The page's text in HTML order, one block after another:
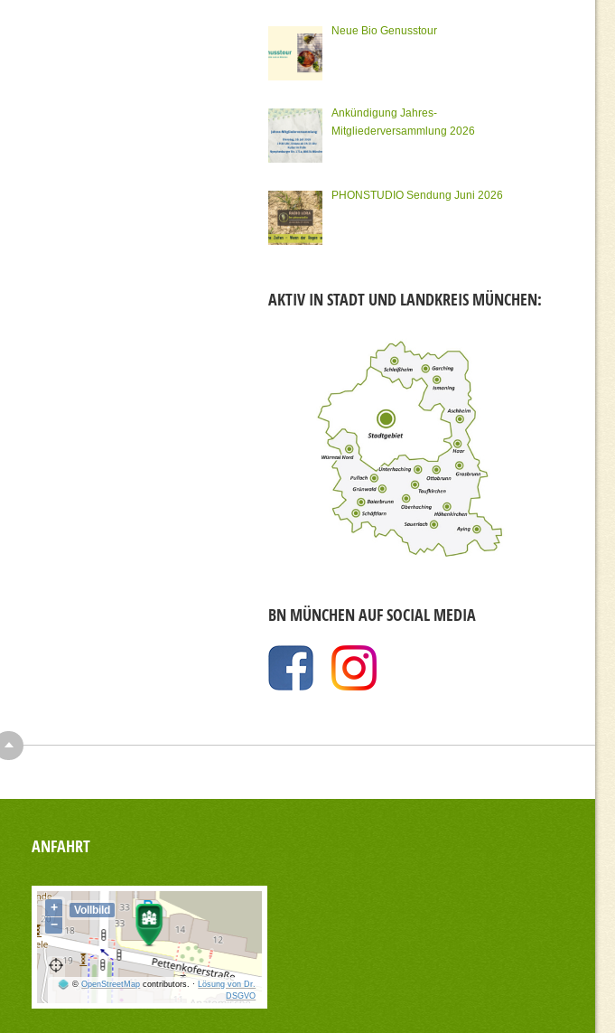
Neue Bio Genusstour
Ankündigung Jahres-
Mitgliederversammlung 2026
PHONSTUDIO Sendung Juni 2026
AKTIV IN STADT UND LANDKREIS MÜNCHEN:
BN MÜNCHEN AUF SOCIAL MEDIA
Top
ANFAHRT
+
−
©OpenStreetMap contributors. ·
Lösung von Dr.
DSGVO
Vollbild